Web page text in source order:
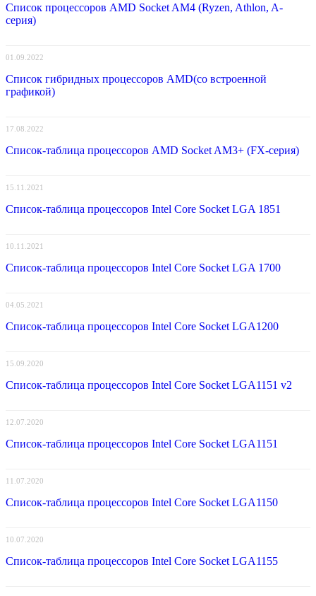
Список процессоров AMD Socket AM4 (Ryzen, Athlon, A-
серия)
01.09.2022
Список гибридных процессоров AMD(со встроенной
графикой)
17.08.2022
Список-таблица процессоров AMD Socket AM3+ (FX-серия)
15.11.2021
Список-таблица процессоров Intel Core Socket LGA 1851
10.11.2021
Список-таблица процессоров Intel Core Socket LGA 1700
04.05.2021
Список-таблица процессоров Intel Core Socket LGA1200
15.09.2020
Список-таблица процессоров Intel Core Socket LGA1151 v2
12.07.2020
Список-таблица процессоров Intel Core Socket LGA1151
11.07.2020
Список-таблица процессоров Intel Core Socket LGA1150
10.07.2020
Список-таблица процессоров Intel Core Socket LGA1155